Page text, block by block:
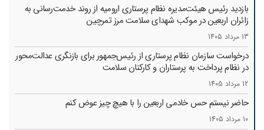
بازدید رئیس هیئت‌مدیره نظام پرستاری ارومیه از روند خدمت‌رسانی به
زائران اربعین در موکب شهدای سلامت مرز تمرچین
13 مرداد 1405
درخواست سازمان نظام پرستاری از رئیس‌جمهور برای بازنگری عدالت‌محور
در نظام پرداخت به پرستاران و کارکنان سلامت
12 مرداد 1405
حاضر نیستم حس خادمی اربعین را با هیچ چیز عوض کنم
10 مرداد 1405